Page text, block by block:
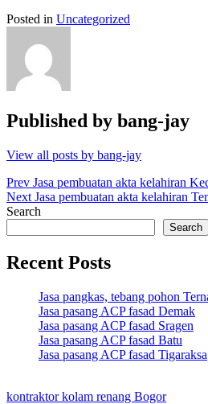
Posted in Uncategorized
Published by bang-jay
View all posts by bang-jay
Post
navigation
Prev Jasa pembuatan akta kelahiran
Next Jasa pembuatan akta kelahiran
Search
Search
Recent Posts
Jasa pangkas, tebang pohon
Jasa pasang ACP fasad Demak
Jasa pasang ACP fasad Sragen
Jasa pasang ACP fasad Batu
Jasa pasang ACP fasad Tigaraksa
kontraktor kolam renang Bogor